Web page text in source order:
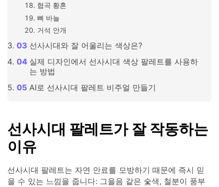
협곡 황혼
뼈 바늘
거석 안개
선사시대와 잘 어울리는 색상은?
실제 디자인에서 선사시대 색상 팔레트를 사용하
는 방법
AI로 선사시대 팔레트 비주얼 만들기
선사시대 팔레트가 잘 작동하는
이유
선사시대 팔레트는 자연 안료를 모방하기 때문에 즉시 믿
을 수 있는 느낌을 줍니다: 그을음 같은 숯색, 철분이 풍부